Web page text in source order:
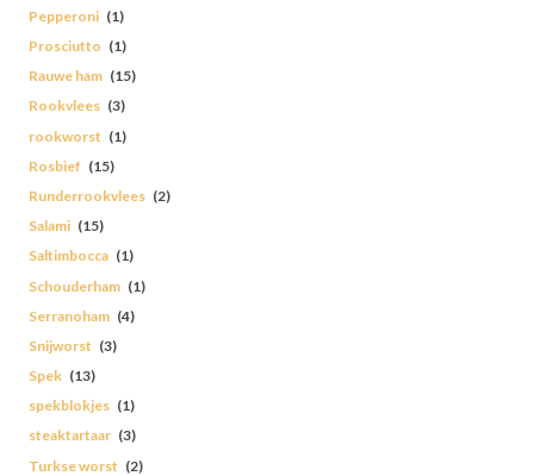
Pepperoni (1)
Prosciutto (1)
Rauwe ham (15)
Rookvlees (3)
rookworst (1)
Rosbief (15)
Runderrookvlees (2)
Salami (15)
Saltimbocca (1)
Schouderham (1)
Serranoham (4)
Snijworst (3)
Spek (13)
spekblokjes (1)
steaktartaar (3)
Turkse worst (2)